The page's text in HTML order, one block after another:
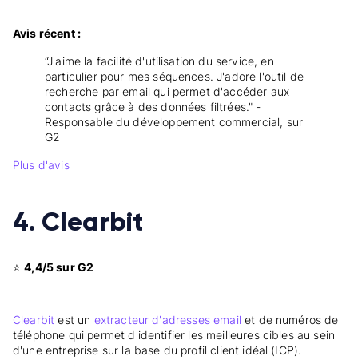
Avis récent :
“J'aime la facilité d'utilisation du service, en
particulier pour mes séquences. J'adore l'outil de
recherche par email qui permet d'accéder aux
contacts grâce à des données filtrées." -
Responsable du développement commercial, sur
G2
Plus d'avis
4. Clearbit
⭐4,4/5 sur G2
Clearbit est un extracteur d'adresses email et de numéros de
téléphone qui permet d'identifier les meilleures cibles au sein
d'une entreprise sur la base du profil client idéal (ICP).